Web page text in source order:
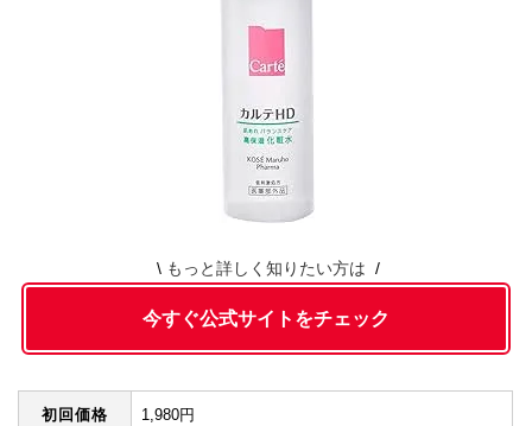
もっと詳しく知りたい方は
今すぐ公式サイトをチェック
初回価格 1,980円